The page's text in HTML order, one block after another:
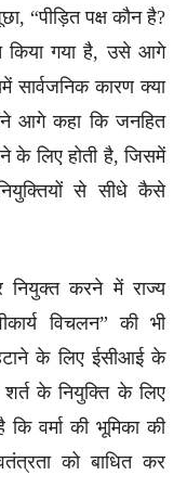
“पीड़ित पक्ष कौन है?
किया गया है, उसे आगे
सार्वजनिक कारण क्या
आगे कहा कि जनहित
के लिए होती है, जिसमें
से सीधे कैसे
नियुक्त करने में राज्य
विचलन” की भी
के लिए ईसीआई के
शर्त के नियुक्ति के लिए
वर्मा की भूमिका की
को बाधित कर